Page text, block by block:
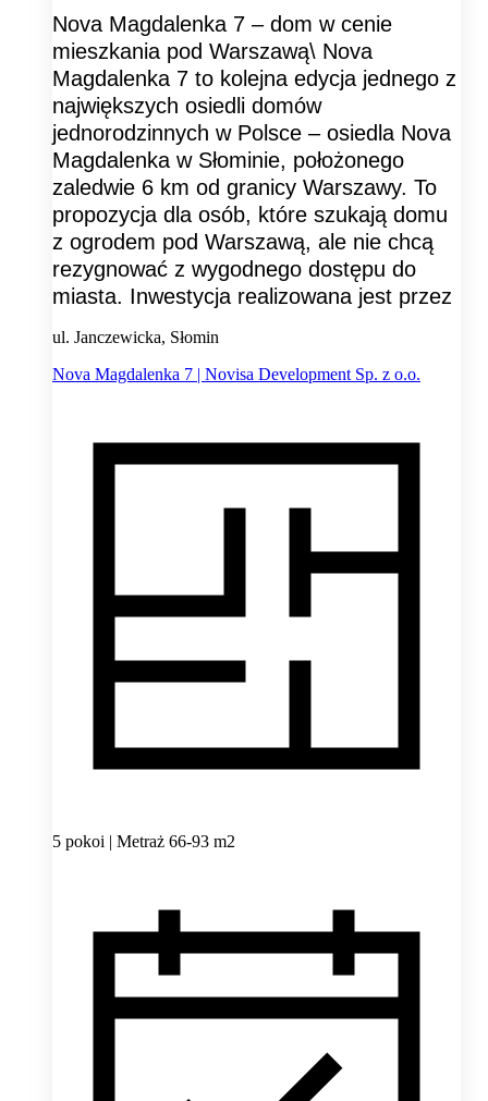
Nova Magdalenka 7 – dom w cenie
mieszkania pod Warszawą\ Nova
Magdalenka 7 to kolejna edycja jednego z
największych osiedli domów
jednorodzinnych w Polsce – osiedla Nova
Magdalenka w Słominie, położonego
zaledwie 6 km od granicy Warszawy. To
propozycja dla osób, które szukają domu
z ogrodem pod Warszawą, ale nie chcą
rezygnować z wygodnego dostępu do
miasta. Inwestycja realizowana jest przez
ul. Janczewicka, Słomin
Nova Magdalenka 7 | Novisa Development Sp. z o.o.
5 pokoi | Metraż 66-93 m2